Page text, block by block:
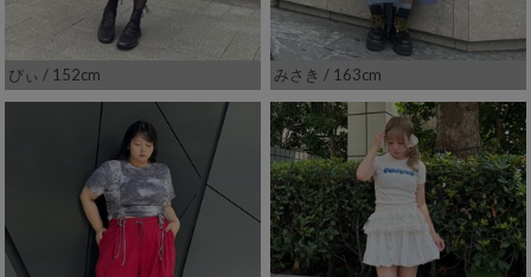
ぴぃ / 152cm みさき / 163cm